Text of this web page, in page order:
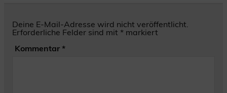
Deine E-Mail-Adresse wird nicht veröffentlicht.
Erforderliche Felder sind mit * markiert
Kommentar *